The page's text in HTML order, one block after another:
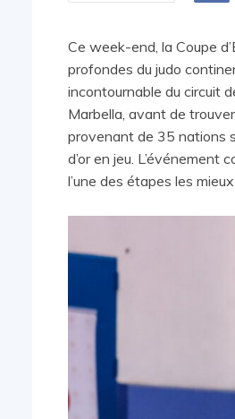
Ce week-end, la Coupe
profondes du judo
incontournable du circuit
Marbella, avant de
provenant de 35 nations
d’or en jeu.
l’une des étapes les